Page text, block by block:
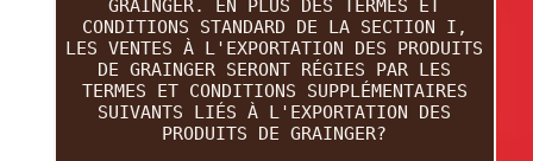
GRAINGER. EN PLUS DES TERMES ET
CONDITIONS STANDARD DE LA SECTION I,
LES VENTES À L'EXPORTATION DES PRODUITS
DE GRAINGER SERONT RÉGIES PAR LES
TERMES ET CONDITIONS SUPPLÉMENTAIRES
SUIVANTS LIÉS À L'EXPORTATION DES
PRODUITS DE GRAINGER?